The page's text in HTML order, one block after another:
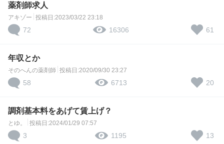
薬剤師求人
アキゾー 投稿日:2023/03/22 23:18
72 16306 61
年収とか
そのへんの薬剤師 投稿日:2020/09/30 23:27
58 6713 20
調剤基本料をあげて賃上げ？
とゆ。 投稿日:2024/01/29 07:57
3 1195 13